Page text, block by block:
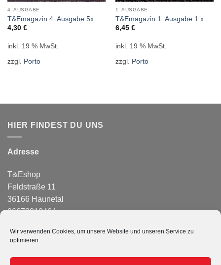
Wir verwenden Cookies, um unsere Website und unseren Service zu
optimieren.
4. AUSGABE
T&Emagazin 4. Ausgabe 5x
4,30 €
inkl. 19 % MwSt.
zzgl. Porto
1. AUSGABE
T&Emagazin 1. Ausgabe 1 x
6,45 €
inkl. 19 % MwSt.
zzgl. Porto
HIER FINDEST DU UNS
Adresse
T&Eshop
Feldstraße 11
36166 Haunetal
06673918464
PayPal